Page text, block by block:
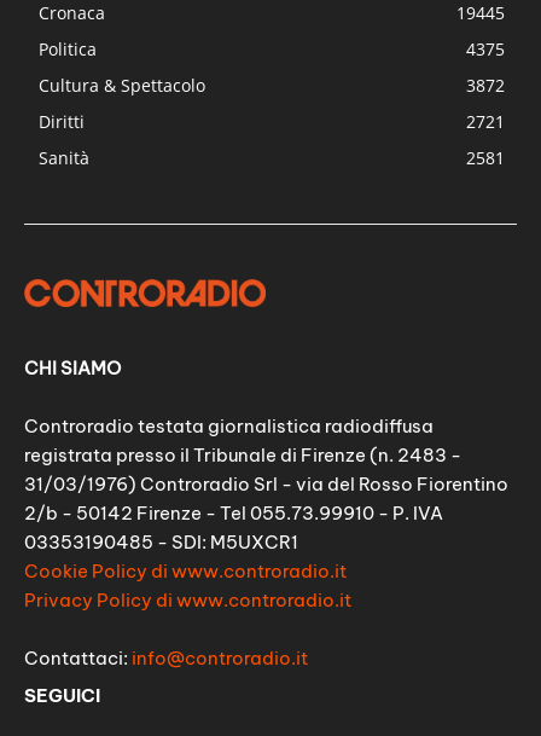
Cronaca
19445
Politica
4375
Cultura & Spettacolo
3872
Diritti
2721
Sanità
2581
CHI SIAMO
Controradio testata giornalistica radiodiffusa
registrata presso il Tribunale di Firenze (n. 2483 -
31/03/1976) Controradio Srl - via del Rosso Fiorentino
2/b - 50142 Firenze - Tel 055.73.99910 - P. IVA
03353190485 - SDI: M5UXCR1
Cookie Policy di www.controradio.it
Privacy Policy di www.controradio.it
Contattaci: info@controradio.it
SEGUICI